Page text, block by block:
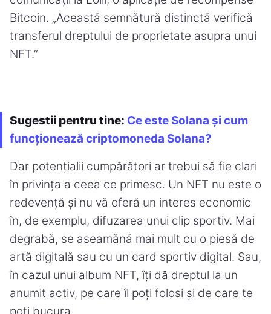
Bitcoin. „Această semnătură distinctă verifică
transferul dreptului de proprietate asupra unui
NFT.”
Sugestii pentru tine: Ce este Solana și cum
funcționează criptomoneda Solana?
Dar potențialii cumpărători ar trebui să fie clari
în privința a ceea ce primesc. Un NFT nu este o
redevență și nu vă oferă un interes economic
în, de exemplu, difuzarea unui clip sportiv. Mai
degrabă, se aseamănă mai mult cu o piesă de
artă digitală sau cu un card sportiv digital. Sau,
în cazul unui album NFT, îți dă dreptul la un
anumit activ, pe care îl poți folosi și de care te
poți bucura.